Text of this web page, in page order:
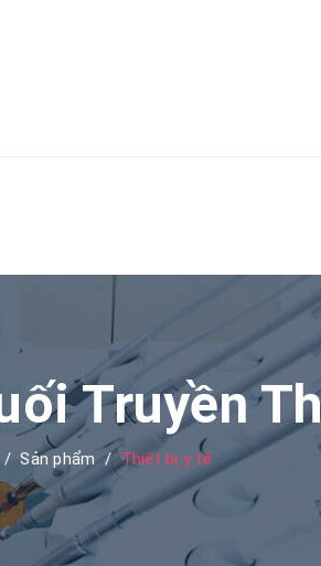
Truyền
/ Sản phẩm / Thiết bị y tế